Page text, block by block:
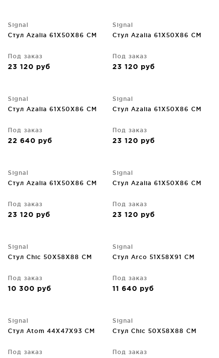
Signal
Стул Azalia 61X50X86 CM
Под заказ
23 120 руб
Signal
Стул Azalia 61X50X86 CM
Под заказ
23 120 руб
Signal
Стул Azalia 61X50X86 CM
Под заказ
22 640 руб
Signal
Стул Azalia 61X50X86 CM
Под заказ
23 120 руб
Signal
Стул Azalia 61X50X86 CM
Под заказ
23 120 руб
Signal
Стул Azalia 61X50X86 CM
Под заказ
23 120 руб
Signal
Стул Chic 50X58X88 CM
Под заказ
10 300 руб
Signal
Стул Arco 51X58X91 CM
Под заказ
11 640 руб
Signal
Стул Atom 44X47X93 CM
Под заказ
Signal
Стул Chic 50X58X88 CM
Под заказ